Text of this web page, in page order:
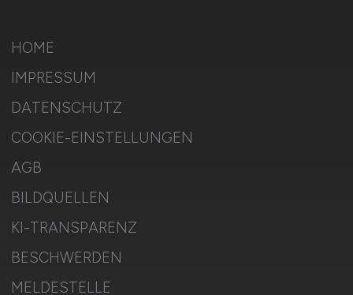
HOME
IMPRESSUM
DATENSCHUTZ
COOKIE-EINSTELLUNGEN
AGB
BILDQUELLEN
KI-TRANSPARENZ
BESCHWERDEN
MELDESTELLE